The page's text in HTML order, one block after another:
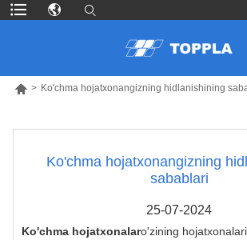
 > Ko'chma hojatxonangizning hidlanishining
Ko'chma hojatxonangizning
sabablari
25-07-2024
Ko'chma hojatxonalaro'zining